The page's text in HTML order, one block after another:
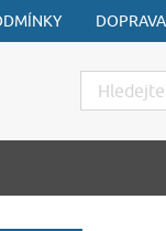
DOPRAVA
Hledat